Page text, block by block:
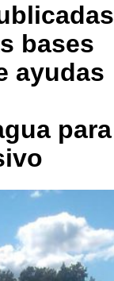
bases
ayudas
para